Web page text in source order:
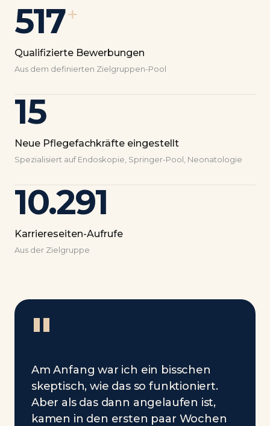
517+
Qualifizierte Bewerbungen
Aus dem definierten Zielgruppen-Pool
15
Neue Pflegefachkräfte eingestellt
Spezialisiert auf Endoskopie, Springer-Pool, Neonatologie
10.291
Karriereseiten-Aufrufe
Aus der Zielgruppe
"
Am Anfang war ich ein bisschen
skeptisch, wie das so funktioniert.
Aber als das dann angelaufen ist,
kamen in den ersten paar Wochen